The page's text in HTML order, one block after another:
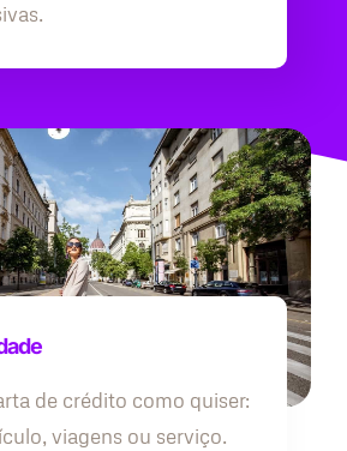
de crédito como quiser:
viagens ou serviço.